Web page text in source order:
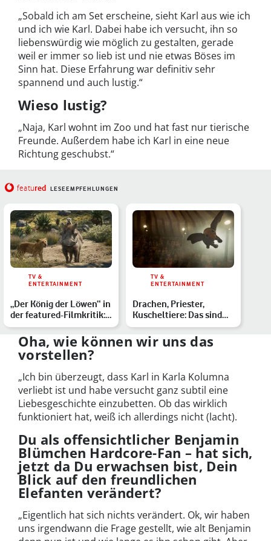
„Sobald ich am Set erscheine, sieht Karl aus wie ich
und ich wie Karl. Dabei habe ich versucht, ihn so
liebenswürdig wie möglich zu gestalten, gerade
weil er immer so lieb ist und nie etwas Böses im
Sinn hat. Diese Erfahrung war definitiv sehr
spannend und auch lustig.“
Wieso lustig?
„Naja, Karl wohnt im Zoo und hat fast nur tierische
Freunde. Außerdem habe ich Karl in eine neue
Richtung geschubst.“
featured LESEEMPFEHLUNGEN
TV &
ENTERTAINMENT
„Der König der Löwen“ in
der featured-Filmkritik:
Auf die Technik…
TV &
ENTERTAINMENT
Drachen, Priester,
Kuscheltiere: Das sind
Deine Film- und Serien-…
Oha, wie können wir uns das
vorstellen?
„Ich bin überzeugt, dass Karl in Karla Kolumna
verliebt ist und habe versucht ganz subtil eine
Liebesgeschichte einzubetten. Ob das wirklich
funktioniert hat, weiß ich allerdings nicht (lacht).
Du als offensichtlicher Benjamin
Blümchen Hardcore-Fan – hat sich,
jetzt da Du erwachsen bist, Dein
Blick auf den freundlichen
Elefanten verändert?
„Eigentlich hat sich nichts verändert. Ok, wir haben
uns irgendwann die Frage gestellt, wie alt Benjamin